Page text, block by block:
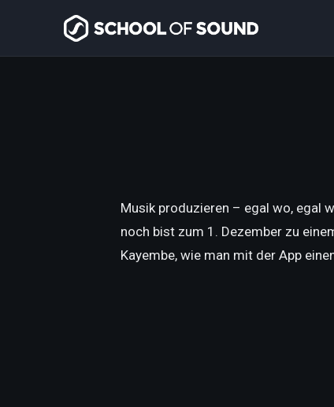
Musik produzieren – egal wo, egal
noch bist zum 1. Dezember zu
Kayembe, wie man mit der App